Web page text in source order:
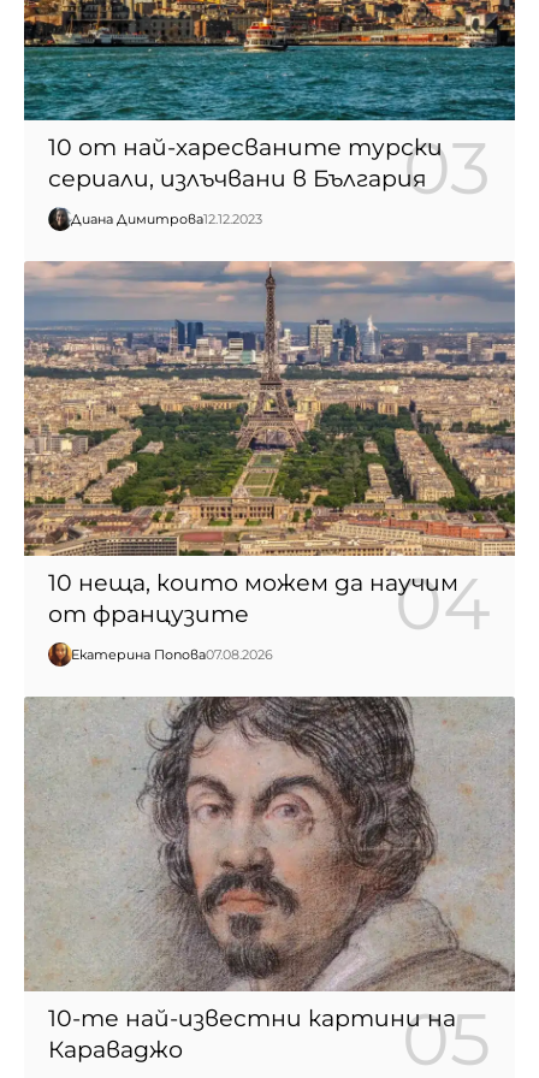
10 от най-харесваните турски
сериали, излъчвани в България
Диана Димитрова12.12.2023
10 неща, които можем да научим
от французите
Екатерина Попова07.08.2026
10-те най-известни картини на
Караваджо